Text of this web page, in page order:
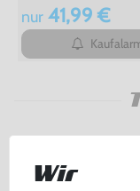
nur41,99 €
Wir